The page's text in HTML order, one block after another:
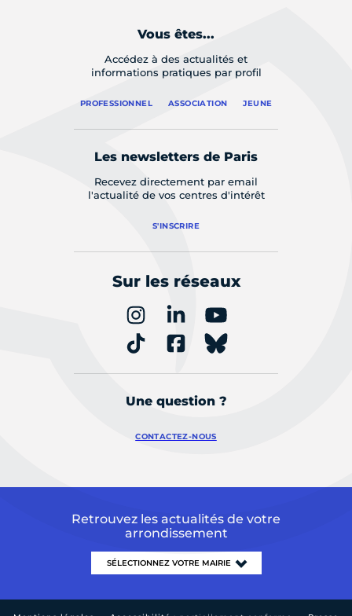
Vous êtes...
Accédez à des actualités et
informations pratiques par profil
PROFESSIONNEL ASSOCIATION JEUNE
Les newsletters de Paris
Recevez directement par email
l'actualité de vos centres d'intérêt
S'INSCRIRE
Sur les réseaux
Une question ?
CONTACTEZ-NOUS
Retrouvez les actualités de votre
arrondissement